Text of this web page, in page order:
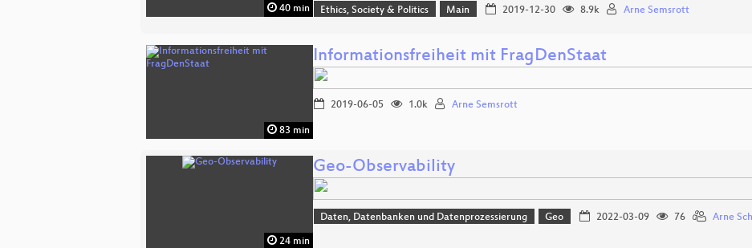
40 min Ethics, Society & Politics Main 2019-12-30 8.9k Arne Semsrott
83 min
Informationsfreiheit mit FragDenStaat
2019-06-05 1.0k Arne Semsrott
24 min
Geo-Observability
Daten, Datenbanken und Datenprozessierung Geo 2022-03-09 76 Arne